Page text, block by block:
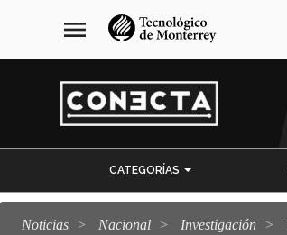
navegación
principal
menu
CATEGORÍAS
Noticias Nacional Investigación